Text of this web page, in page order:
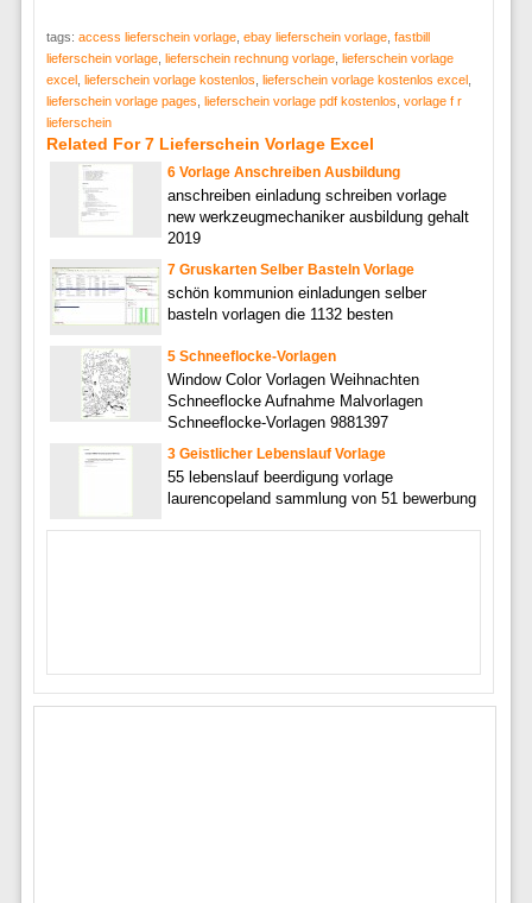
tags: access lieferschein vorlage, ebay lieferschein vorlage, fastbill
lieferschein vorlage, lieferschein rechnung vorlage, lieferschein vorlage
excel, lieferschein vorlage kostenlos lieferschein vorlage kostenlos excel,
lieferschein vorlage pages lieferschein vorlage pdf kostenlos vorlage f r
lieferschein
Related For 7 Lieferschein Vorlage Excel
6 Vorlage Anschreiben Ausbildung
anschreiben einladung schreiben vorlage
new werkzeugmechaniker ausbildung gehalt
2019
7 Gruskarten Selber Basteln Vorlage
schön kommunion einladungen selber
basteln vorlagen die 1132 besten
5 Schneeflocke-Vorlagen
Window Color Vorlagen Weihnachten
Schneeflocke Aufnahme Malvorlagen
Schneeflocke-Vorlagen 9881397
3 Geistlicher Lebenslauf Vorlage
55 lebenslauf beerdigung vorlage
laurencopeland sammlung von 51 bewerbung